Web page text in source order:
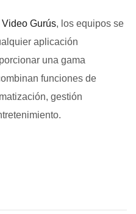
Gurús, los equipos se
aplicación
una gama
funciones de
gestión